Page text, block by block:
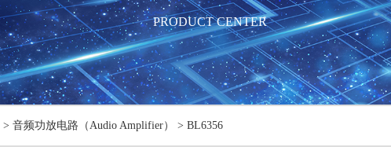
PRODUCT CENTER
>音频功放电路（Audio Amplifier） >BL6356